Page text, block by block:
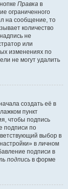
Правка в
ограниченного
на сообщение, то
количество
не
или
изменениях по
не могут удалить
создать её в
пункт
чтобы подпись
подписи по
выбор в
в личном
подписи в
подпись в форме